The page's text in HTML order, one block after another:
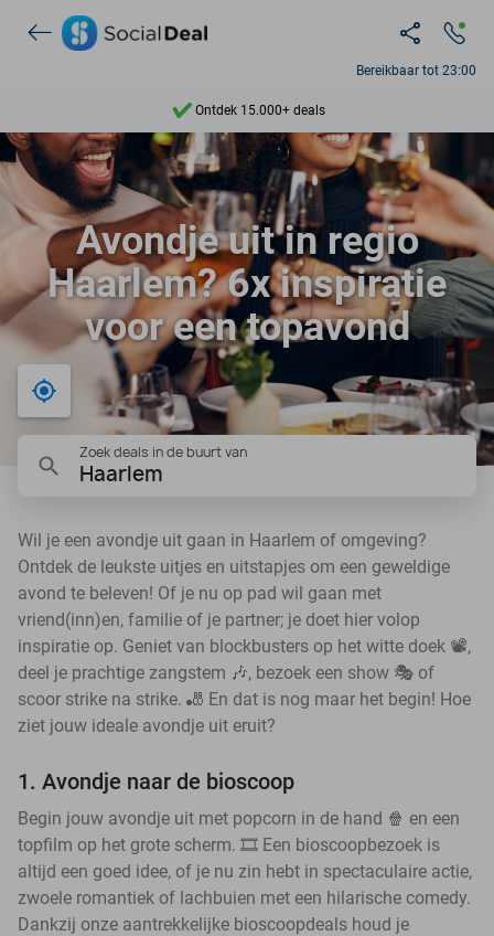
Bereikbaar tot 23:00
Ontdek 15.000+ deals
7 dagen per week beschikbaar
10+ miljoen leden
9,4
Ontdek 15.000+ deals
Avondje uit in regio
Haarlem? 6x inspiratie
voor een topavond
Bij mij in de buurt
Zoek deals in de buurt van
Haarlem
Wil je een avondje uit gaan in Haarlem of omgeving?
Ontdek de leukste uitjes en uitstapjes om een geweldige
avond te beleven! Of je nu op pad wil gaan met
vriend(inn)en, familie of je partner; je doet hier volop
inspiratie op. Geniet van blockbusters op het witte doek 📽️,
deel je prachtige zangstem 🎶, bezoek een show 🎭 of
scoor strike na strike. 🎳 En dat is nog maar het begin! Hoe
ziet jouw ideale avondje uit eruit?
1. Avondje naar de bioscoop
Begin jouw avondje uit met popcorn in de hand 🍿 en een
topfilm op het grote scherm. 🎞️ Een bioscoopbezoek is
altijd een goed idee, of je nu zin hebt in spectaculaire actie,
zwoele romantiek of lachbuien met een hilarische comedy.
Dankzij onze aantrekkelijke bioscoopdeals houd je